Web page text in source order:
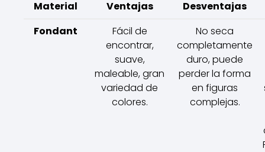
Material Ventajas
Desventajas
Fondant
Fácil de
encontrar,
suave,
maleable, gran
variedad de
colores.
No seca
completamente
duro, puede
perder la forma
en figuras
complejas.